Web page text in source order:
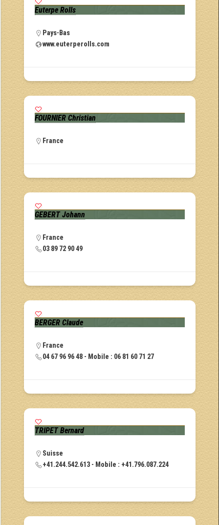
Euterpe Rolls
Pays-Bas
www.euterperolls.com
FOURNIER Christian
France
GEBERT Johann
France
03 89 72 90 49
BERGER Claude
France
04 67 96 96 48 - Mobile : 06 81 60 71 27
TRIPET Bernard
Suisse
+41.244.542.613 - Mobile : +41.796.087.224